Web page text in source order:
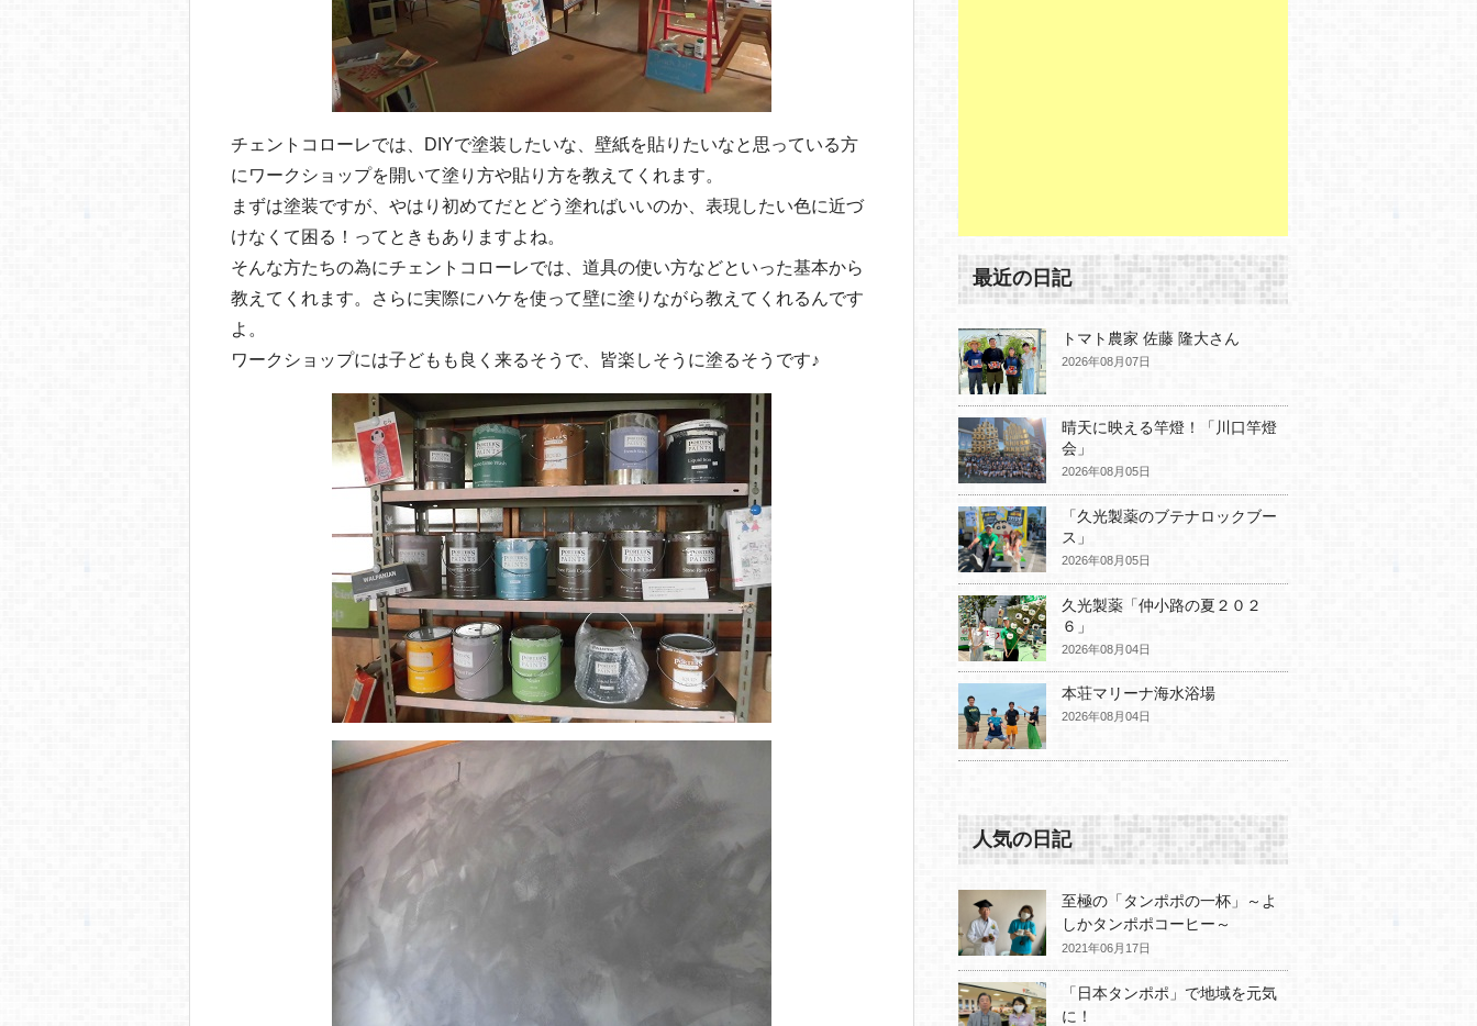
チェントコローレでは、DIYで塗装したいな、壁紙を貼りたいなと思っている方
にワークショップを開いて塗り方や貼り方を教えてくれます。
まずは塗装ですが、やはり初めてだとどう塗ればいいのか、表現したい色に近づ
けなくて困る！ってときもありますよね。
そんな方たちの為にチェントコローレでは、道具の使い方などといった基本から
教えてくれます。さらに実際にハケを使って壁に塗りながら教えてくれるんです
よ。
ワークショップには子どもも良く来るそうで、皆楽しそうに塗るそうです♪
最近の日記
トマト農家 佐藤 隆大さん
2026年08月07日
晴天に映える竿燈！「川口竿燈
会」
2026年08月05日
「久光製薬のブテナロックブー
ス」
2026年08月05日
久光製薬「仲小路の夏２０２
６」
2026年08月04日
本荘マリーナ海水浴場
2026年08月04日
人気の日記
至極の「タンポポの一杯」～よ
しかタンポポコーヒー～
2021年06月17日
「日本タンポポ」で地域を元気
に！